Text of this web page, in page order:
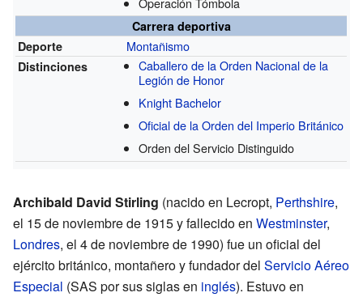
Carrera deportiva
Deporte
Montañismo
Distinciones
Caballero de la Orden Nacional de la
Legión de Honor
Knight Bachelor
Oficial de la Orden del Imperio Británico
Orden del Servicio Distinguido
Archibald David Stirling (nacido en Lecropt, Perthshire,
el 15 de noviembre de 1915 y fallecido en Westminster,
Londres, el 4 de noviembre de 1990) fue un oficial del
ejército británico, montañero y fundador del Servicio Aéreo
Especial (SAS por sus siglas en inglés). Estuvo en